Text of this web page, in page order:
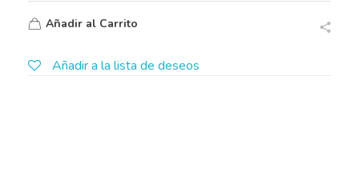
Añadir al Carrito
Añadir a la lista de deseos